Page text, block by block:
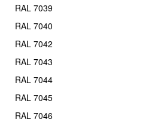
RAL 7039
RAL 7040
RAL 7042
RAL 7043
RAL 7044
RAL 7045
RAL 7046